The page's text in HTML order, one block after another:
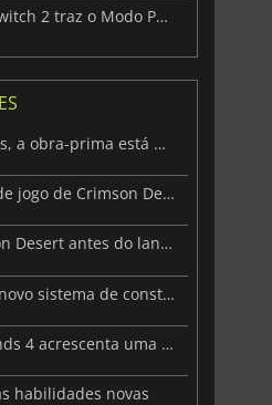
A atualização da Nintendo Switch 2 traz o Modo Portátil aos jogos mais antigos da Switch
GTA VI: Para além dos atrasos, a obra-prima está quase a chegar
Pearl Abyss revela imagens de jogo de Crimson Desert para a PS5
A controvérsia atinge Crimson Desert antes do lançamento
Subnautica 2 apresenta um novo sistema de construção de bases
O primeiro DLC de Borderlands 4 acrescenta uma nova personagem e muito mais
habilidades novas